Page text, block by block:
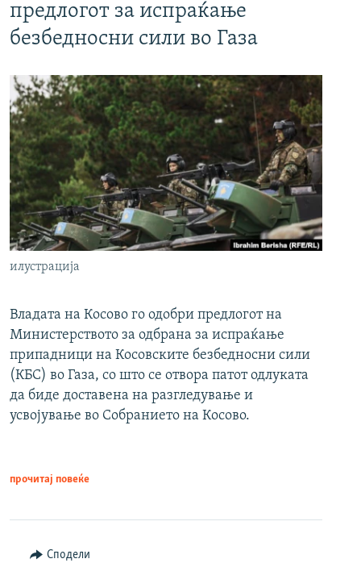
предлогот за испраќање
безбедносни сили во Газа
илустрација
Владата на Косово го одобри предлогот на
Министерството за одбрана за испраќање
припадници на Косовските безбедносни сили
(КБС) во Газа, со што се отвора патот одлуката
да биде доставена на разгледување и
усвојување во Собранието на Косово.
прочитај повеќе
Сподели